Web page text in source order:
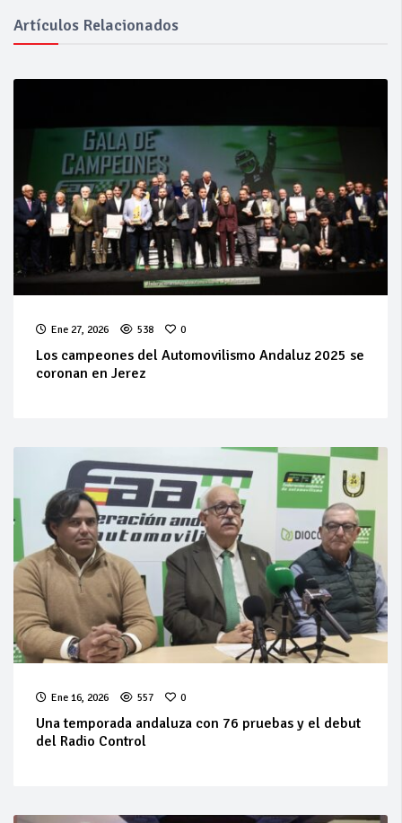
Artículos Relacionados
Ene 27, 2026 538 0
Los campeones del Automovilismo Andaluz 2025 se
coronan en Jerez
Ene 16, 2026 557 0
Una temporada andaluza con 76 pruebas y el debut
del Radio Control